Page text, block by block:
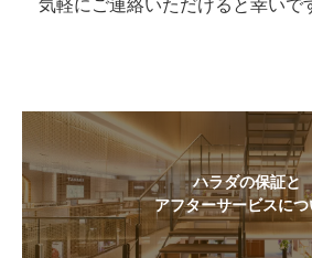
気軽にご連絡いただけると幸いで
ハラダの保証と
アフターサービスにつ